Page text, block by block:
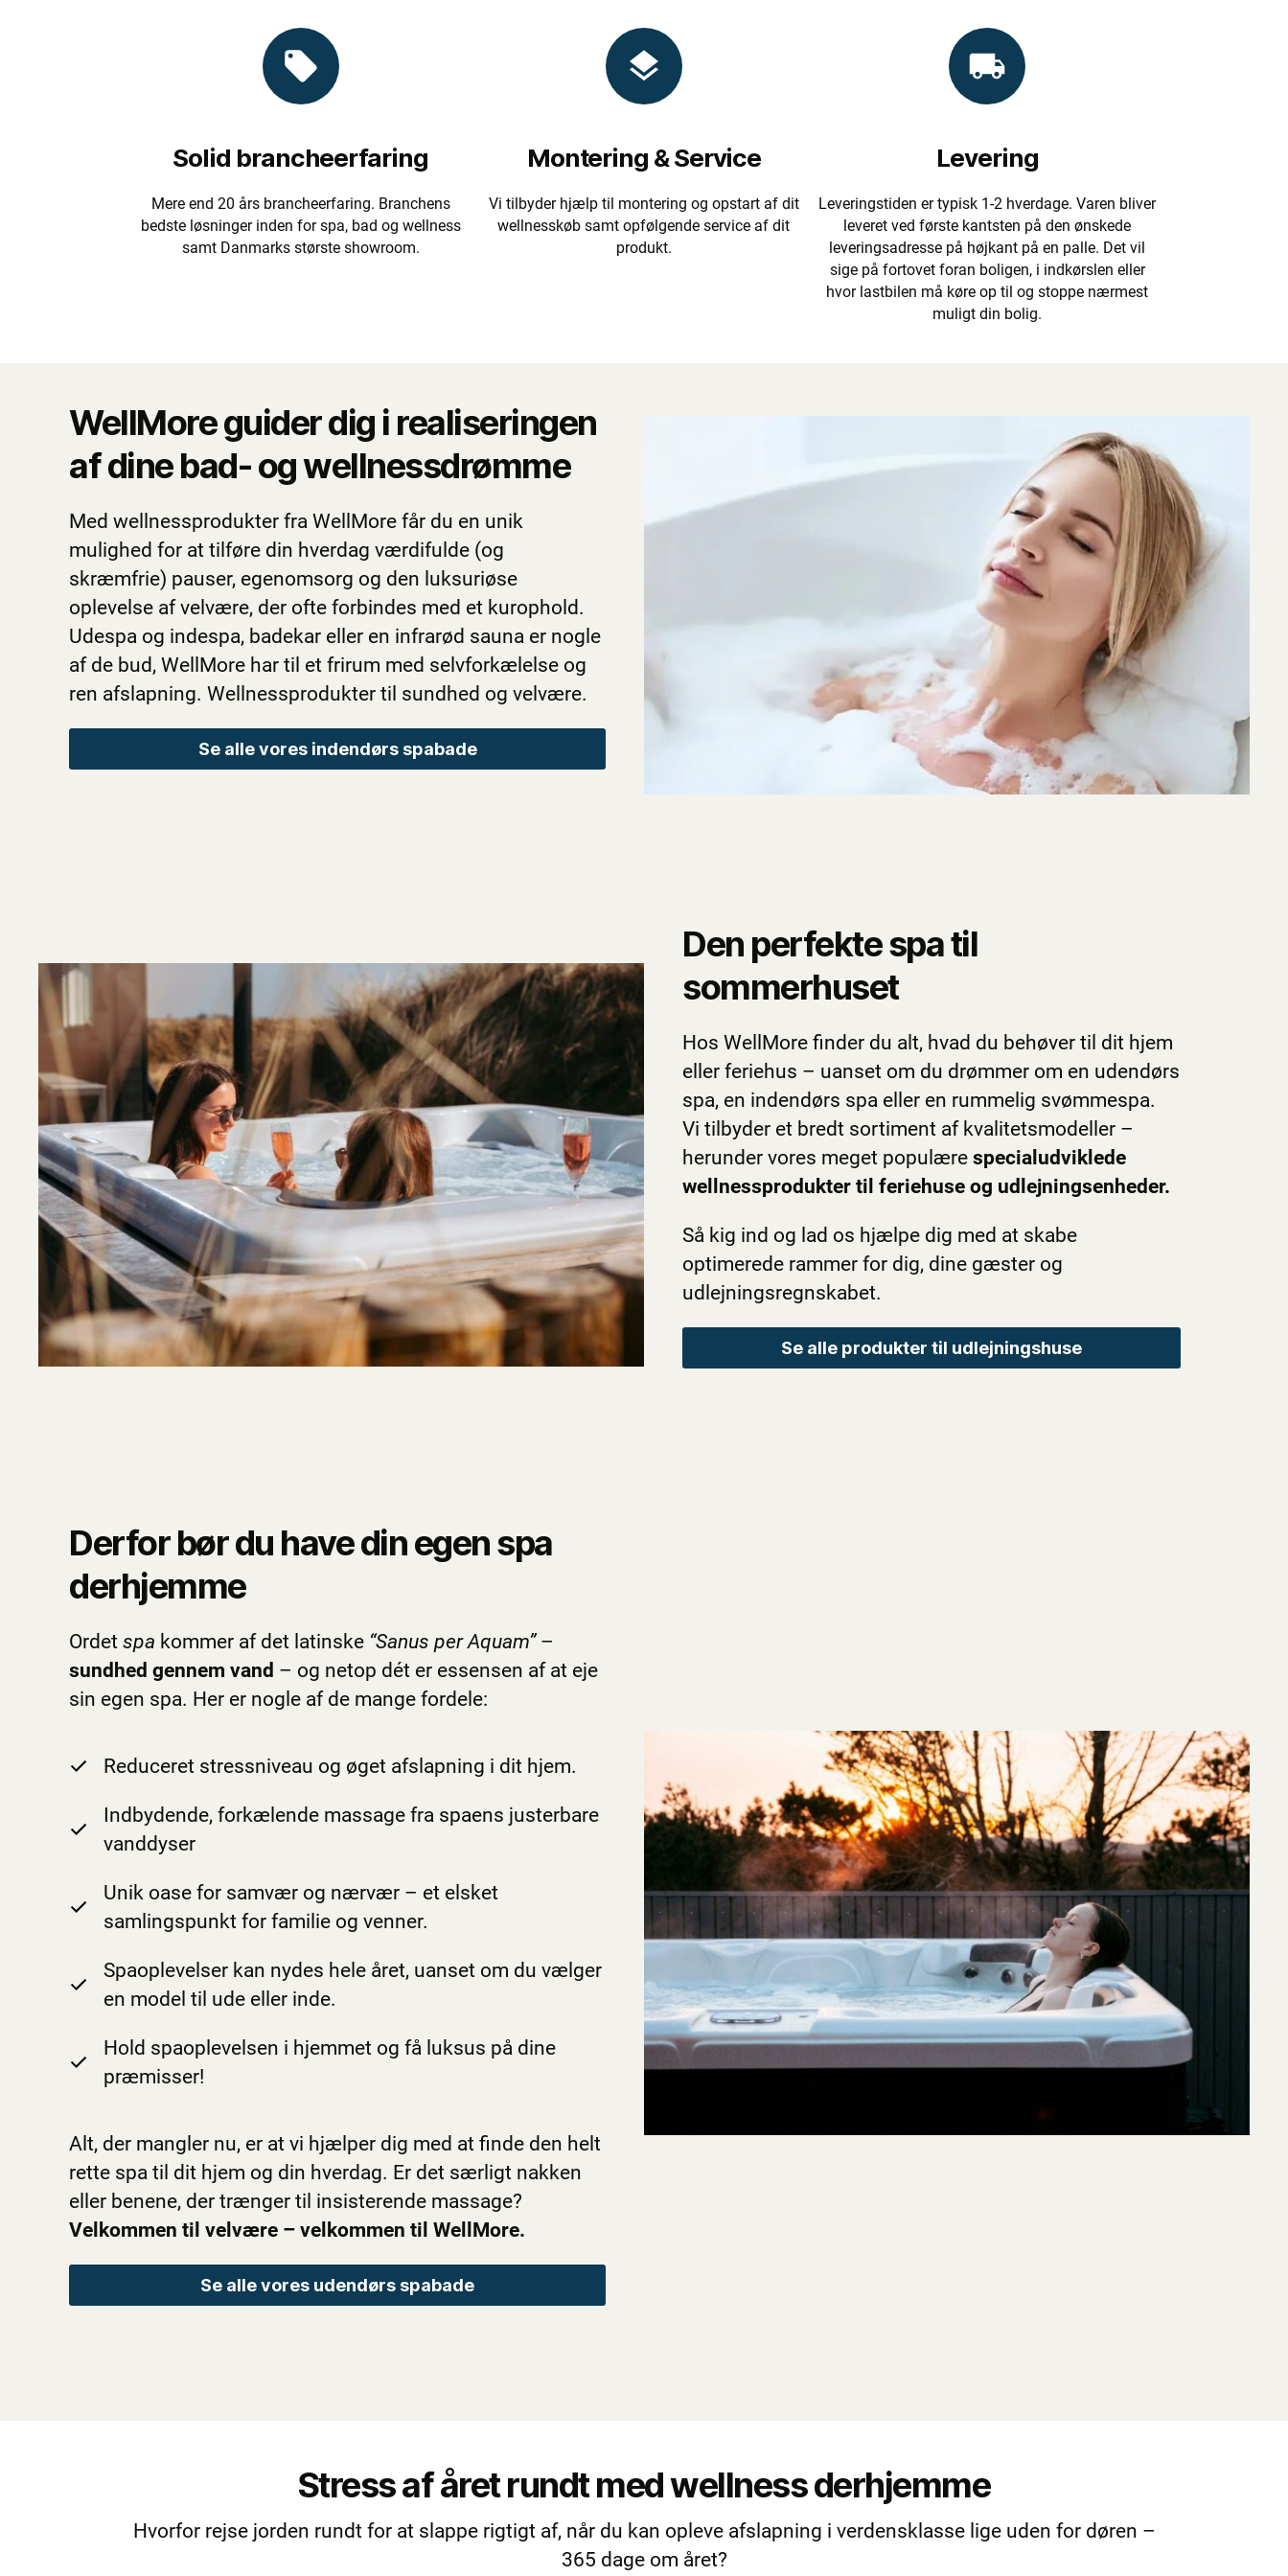
Solid brancheerfaring
Mere end 20 års brancheerfaring. Branchens
bedste løsninger inden for spa, bad og wellness
samt Danmarks største showroom.
Montering & Service
Vi tilbyder hjælp til montering og opstart af dit
wellnesskøb samt opfølgende service af dit
produkt.
Levering
Leveringstiden er typisk 1-2 hverdage. Varen bliver
leveret ved første kantsten på den ønskede
leveringsadresse på højkant på en palle. Det vil
sige på fortovet foran boligen, i indkørslen eller
hvor lastbilen må køre op til og stoppe nærmest
muligt din bolig.
WellMore guider dig i realiseringen
af dine bad- og wellnessdrømme
Med wellnessprodukter fra WellMore får du en unik
mulighed for at tilføre din hverdag værdifulde (og
skræmfrie) pauser, egenomsorg og den luksuriøse
oplevelse af velvære, der ofte forbindes med et kurophold.
Udespa og indespa, badekar eller en infrarød sauna er nogle
af de bud, WellMore har til et frirum med selvforkælelse og
ren afslapning. Wellnessprodukter til sundhed og velvære.
Se alle vores indendørs spabade
Den perfekte spa til
sommerhuset
Hos WellMore finder du alt, hvad du behøver til dit hjem
eller feriehus – uanset om du drømmer om en udendørs
spa, en indendørs spa eller en rummelig svømmespa.
Vi tilbyder et bredt sortiment af kvalitetsmodeller –
herunder vores meget populære specialudviklede
wellnessprodukter til feriehuse og udlejningsenheder.
Så kig ind og lad os hjælpe dig med at skabe
optimerede rammer for dig, dine gæster og
udlejningsregnskabet.
Se alle produkter til udlejningshuse
Derfor bør du have din egen spa
derhjemme
Ordet spa kommer af det latinske “Sanus per Aquam”–
sundhed gennem vand – og netop dét er essensen af at eje
sin egen spa. Her er nogle af de mange fordele:
Reduceret stressniveau og øget afslapning i dit hjem.
Indbydende, forkælende massage fra spaens justerbare
vanddyser
Unik oase for samvær og nærvær – et elsket
samlingspunkt for familie og venner.
Spaoplevelser kan nydes hele året, uanset om du vælger
en model til ude eller inde.
Hold spaoplevelsen i hjemmet og få luksus på dine
præmisser!
Alt, der mangler nu, er at vi hjælper dig med at finde den helt
rette spa til dit hjem og din hverdag. Er det særligt nakken
eller benene, der trænger til insisterende massage?
Velkommen til velvære – velkommen til WellMore.
Se alle vores udendørs spabade
Stress af året rundt med wellness derhjemme
Hvorfor rejse jorden rundt for at slappe rigtigt af, når du kan opleve afslapning i verdensklasse lige uden for døren –
365 dage om året?